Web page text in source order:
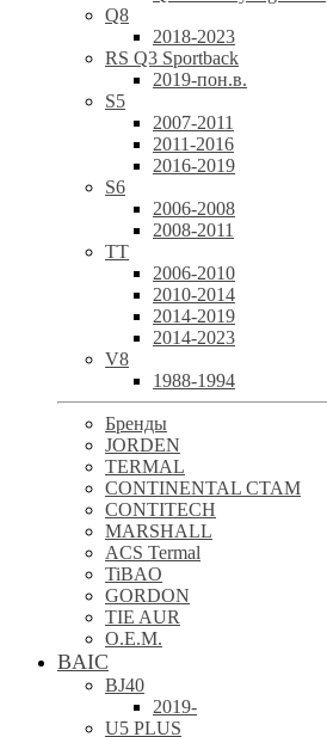
Q8
2018-2023
RS Q3 Sportback
2019-пон.в.
S5
2007-2011
2011-2016
2016-2019
S6
2006-2008
2008-2011
TT
2006-2010
2010-2014
2014-2019
2014-2023
V8
1988-1994
Бренды
JORDEN
TERMAL
CONTINENTAL CTAM
CONTITECH
MARSHALL
ACS Termal
TiBAO
GORDON
TIE AUR
O.E.M.
BAIC
BJ40
2019-
U5 PLUS